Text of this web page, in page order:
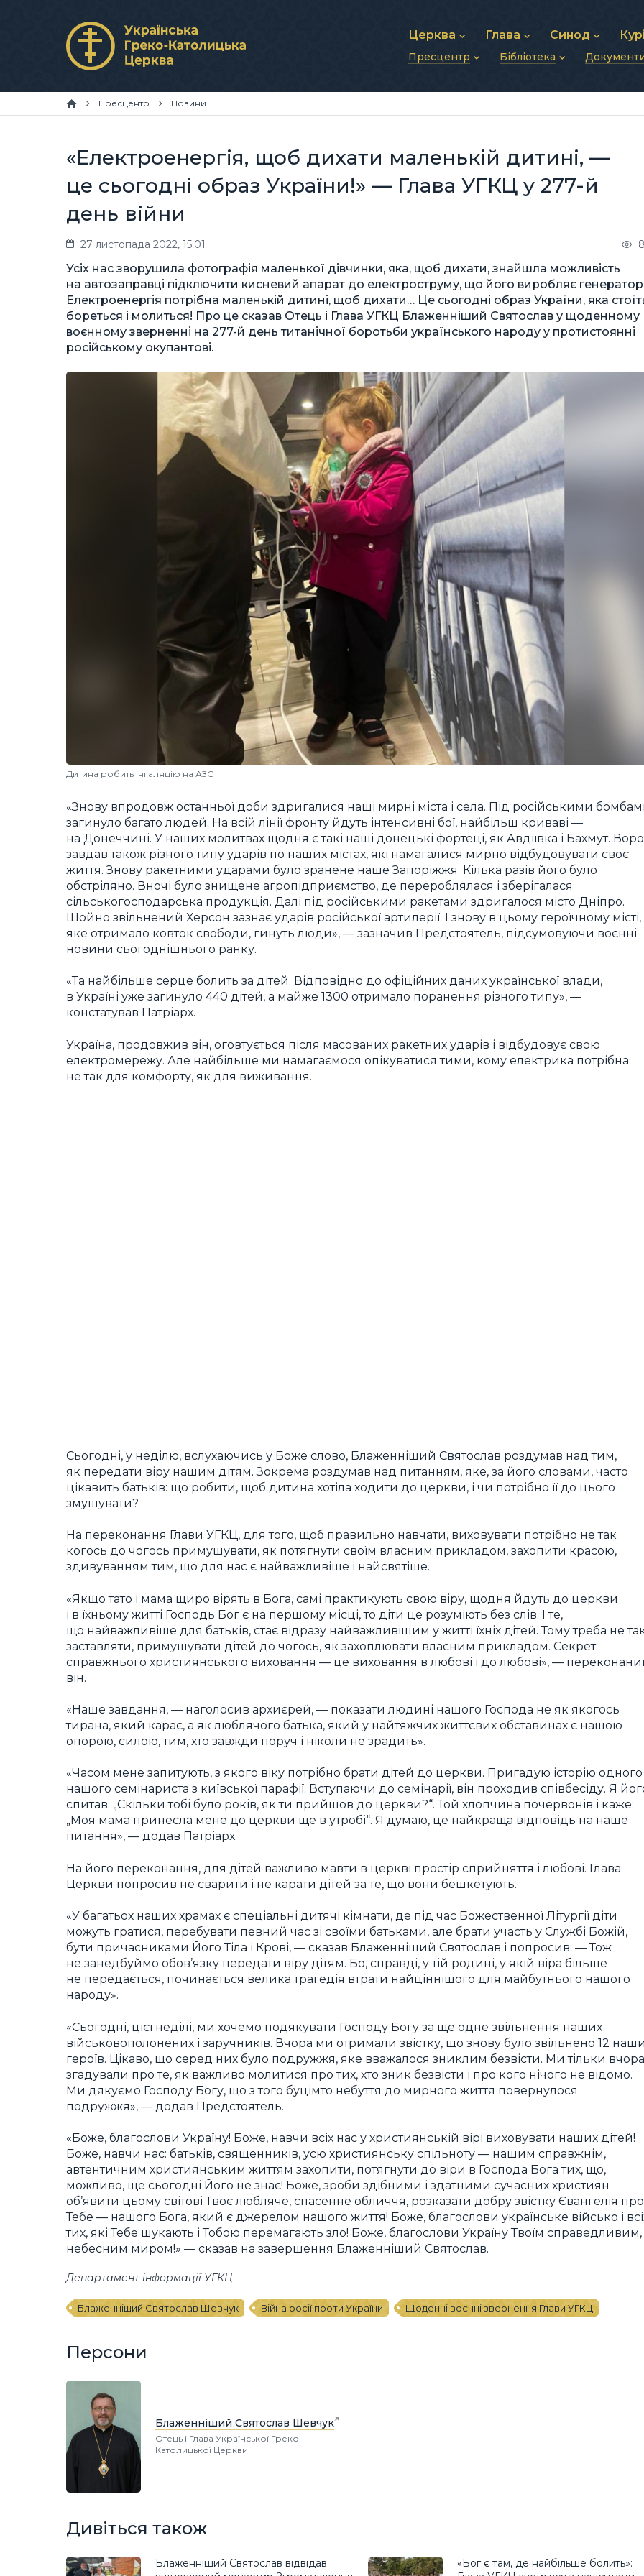
Церква
Про УГКЦ
Структура УГКЦ
Глава
Блаженніший Святослав
Фотографії
Синод
Синод Єпископів
Митрополичі
Пресцентр
Публікації
Фото та відео
Архів новин (2013–2022)
Бібліотека
Молитви
Пресцентр Новини
«Електроенергія, щоб дихати маленькій дитині, —
це сьогодні образ України!» — Глава УГКЦ у 277-й
день війни
27 листопада 2022, 15:01
Усіх нас зворушила фотографія маленької дівчинки, яка, щоб дихати, знайшла можливість
на автозаправці підключити кисневий апарат до електроструму, що його виробляє
Електроенергія потрібна маленькій дитині, щоб дихати… Це сьогодні образ України, яка
бореться і молиться! Про це сказав Отець і Глава УГКЦ Блаженніший Святослав у щоденному
воєнному зверненні на 277-й день титанічної боротьби українського народу у протистоянні
російському окупантові.
Дитина робить інгаляцію на АЗС
«Знову впродовж останньої доби здригалися наші мирні міста і села. Під російськими
загинуло багато людей. На всій лінії фронту йдуть інтенсивні бої, найбільш криваві —
на Донеччині. У наших молитвах щодня є такі наші донецькі фортеці, як Авдіївка і Бахмут.
завдав також різного типу ударів по наших містах, які намагалися мирно відбудовувати своє
життя. Знову ракетними ударами було зранене наше Запоріжжя. Кілька разів його було
обстріляно. Вночі було знищене агропідприємство, де перероблялася і зберігалася
сільськогосподарська продукція. Далі під російськими ракетами здригалося місто Дніпро.
Щойно звільнений Херсон зазнає ударів російської артилерії. І знову в цьому героїчному місті,
яке отримало ковток свободи, гинуть люди», — зазначив Предстоятель, підсумовуючи воєнні
новини сьогоднішнього ранку.
«Та найбільше серце болить за дітей. Відповідно до офіційних даних української влади,
в Україні уже загинуло 440 дітей, а майже 1300 отримало поранення різного типу», —
констатував Патріарх.
Україна, продовжив він, оговтується після масованих ракетних ударів і відбудовує свою
електромережу. Але найбільше ми намагаємося опікуватися тими, кому електрика потрібна
не так для комфорту, як для виживання.
Сьогодні, у неділю, вслухаючись у Боже слово, Блаженніший Святослав роздумав над тим,
як передати віру нашим дітям. Зокрема роздумав над питанням, яке, за його словами, часто
цікавить батьків: що робити, щоб дитина хотіла ходити до церкви, і чи потрібно її до цього
змушувати?
На переконання Глави УГКЦ, для того, щоб правильно навчати, виховувати потрібно не так
когось до чогось примушувати, як потягнути своїм власним прикладом, захопити красою,
здивуванням тим, що для нас є найважливіше і найсвятіше.
«Якщо тато і мама щиро вірять в Бога, самі практикують свою віру, щодня йдуть до церкви
і в їхньому житті Господь Бог є на першому місці, то діти це розуміють без слів. І те,
що найважливіше для батьків, стає відразу найважливішим у житті їхніх дітей. Тому треба не
заставляти, примушувати дітей до чогось, як захоплювати власним прикладом. Секрет
справжнього християнського виховання — це виховання в любові і до любові», —
він.
«Наше завдання, — наголосив архиєрей, — показати людині нашого Господа не як якогось
тирана, який карає, а як люблячого батька, який у найтяжчих життєвих обставинах є нашою
опорою, силою, тим, хто завжди поруч і ніколи не зрадить».
«Часом мене запитують, з якого віку потрібно брати дітей до церкви. Пригадую історію одного
нашого семінариста з київської парафії. Вступаючи до семінарії, він проходив співбесіду. Я
спитав: „Скільки тобі було років, як ти прийшов до церкви?“. Той хлопчина почервонів і каже:
„Моя мама принесла мене до церкви ще в утробі“. Я думаю, це найкраща відповідь на наше
питання», — додав Патріарх.
На його переконання, для дітей важливо мавти в церкві простір сприйняття і любові. Глава
Церкви попросив не сварити і не карати дітей за те, що вони бешкетують.
«У багатьох наших храмах є спеціальні дитячі кімнати, де під час Божественної Літургії діти
можуть гратися, перебувати певний час зі своїми батьками, але брати участь у Службі Божій,
бути причасниками Його Тіла і Крові, — сказав Блаженніший Святослав і попросив: — Тож
не занедбуймо обов’язку передати віру дітям. Бо, справді, у тій родині, у якій віра більше
не передається, починається велика трагедія втрати найціннішого для майбутнього нашого
народу».
«Сьогодні, цієї неділі, ми хочемо подякувати Господу Богу за ще одне звільнення наших
військовополонених і заручників. Вчора ми отримали звістку, що знову було звільнено 12
героїв. Цікаво, що серед них було подружжя, яке вважалося зниклим безвісти. Ми тільки вчора
згадували про те, як важливо молитися про тих, хто зник безвісти і про кого нічого не відомо.
Ми дякуємо Господу Богу, що з того буцімто небуття до мирного життя повернулося
подружжя», — додав Предстоятель.
«Боже, благослови Україну! Боже, навчи всіх нас у християнській вірі виховувати наших дітей!
Боже, навчи нас: батьків, священників, усю християнську спільноту — нашим справжнім,
автентичним християнським життям захопити, потягнути до віри в Господа Бога тих, що,
можливо, ще сьогодні Його не знає! Боже, зроби здібними і здатними сучасних християн
об’явити цьому світові Твоє любляче, спасенне обличчя, розказати добру звістку Євангелія про
Тебе — нашого Бога, який є джерелом нашого життя! Боже, благослови українське військо і
тих, які Тебе шукають і Тобою перемагають зло! Боже, благослови Україну Твоїм справедливим,
небесним миром!» — сказав на завершення Блаженніший Святослав.
Департамент інформації УГКЦ
Блаженніший Святослав Шевчук Війна росії проти України Щоденні воєнні звернення Глави УГКЦ
Персони
Блаженніший Святослав Шевчук
Отець і Глава Української Греко-
Католицької Церкви
Дивіться також
Блаженніший Святослав відвідав
«Бог є там, де найбільше болить»: